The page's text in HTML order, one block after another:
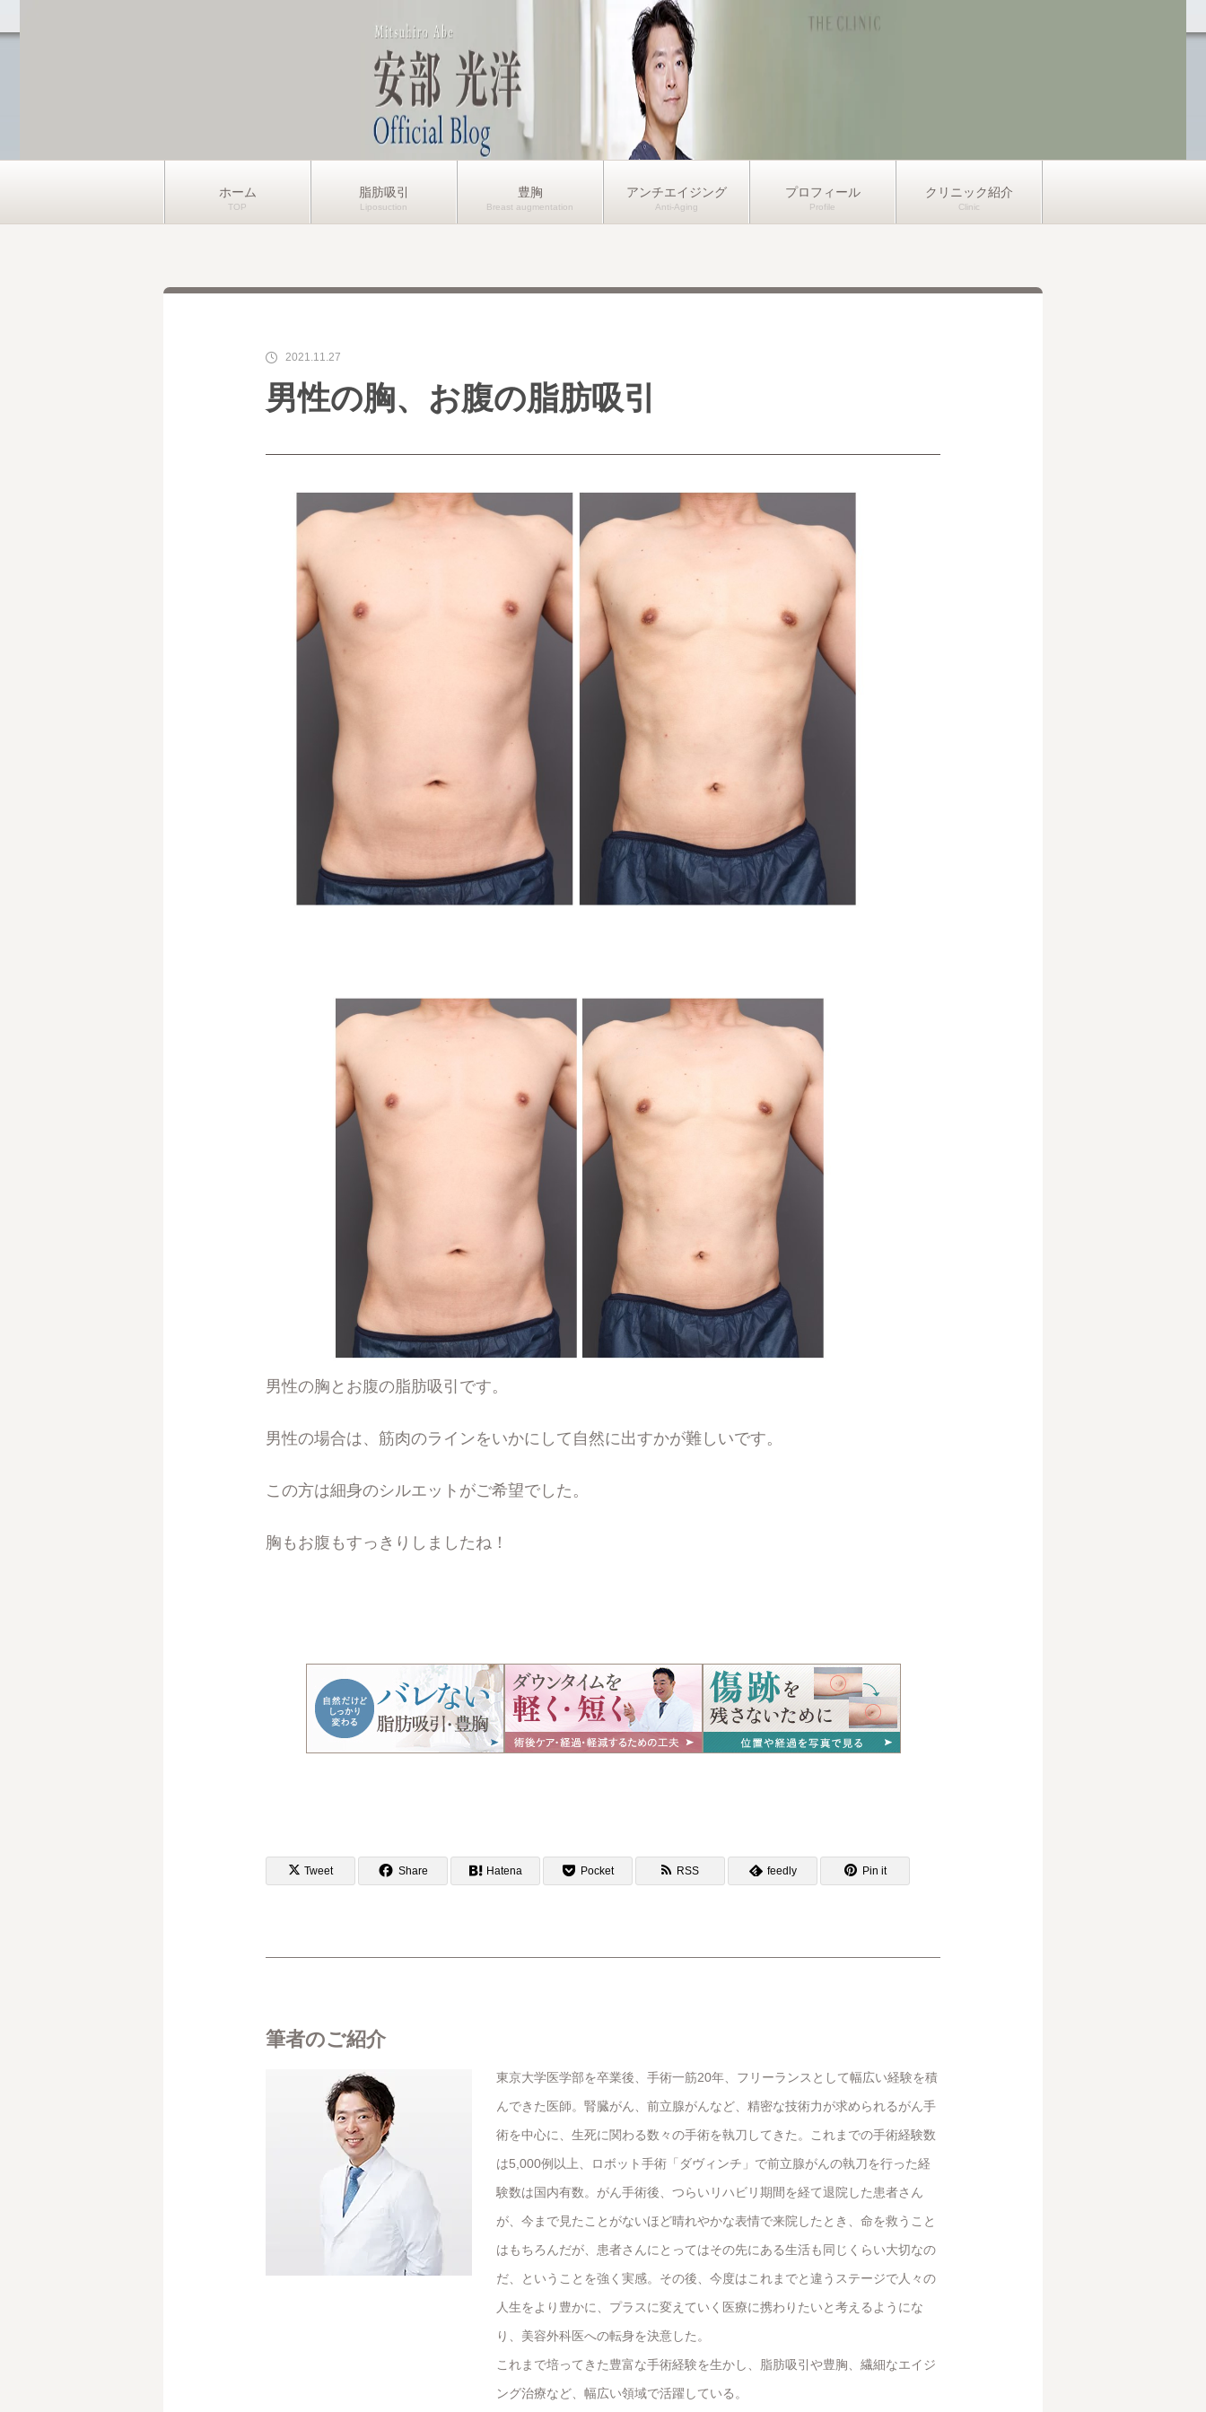
ホーム 脂肪吸引 豊胸 アンチエイジング プロフィール クリニック紹介
2021.11.27
男性の胸、お腹の脂肪吸引
男性の胸とお腹の脂肪吸引です。
男性の場合は、筋肉のラインをいかにして自然に出すかが難しいです。
この方は細身のシルエットがご希望でした。
胸もお腹もすっきりしましたね！
Tweet Share Hatena Pocket RSS feedly Pin it
筆者のご紹介
東京大学医学部を卒業後、手術一筋20年、フリーランスとして幅広い経験を積
んできた医師。腎臓がん、前立腺がんなど、精密な技術力が求められるがん手
術を中心に、生死に関わる数々の手術を執刀してきた。これまでの手術経験数
は5,000例以上、ロボット手術「ダヴィンチ」で前立腺がんの執刀を行った経
験数は国内有数。がん手術後、つらいリハビリ期間を経て退院した患者さん
が、今まで見たことがないほど晴れやかな表情で来院したとき、命を救うこと
はもちろんだが、患者さんにとってはその先にある生活も同じくらい大切なの
だ、ということを強く実感。その後、今度はこれまでと違うステージで人々の
人生をより豊かに、プラスに変えていく医療に携わりたいと考えるようにな
り、美容外科医への転身を決意した。
これまで培ってきた豊富な手術経験を生かし、脂肪吸引や豊胸、繊細なエイジ
ング治療など、幅広い領域で活躍している。